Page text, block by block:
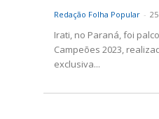
Redação Folha Popular -
Irati, no Paraná, foi
Campeões 2023,
exclusiva...